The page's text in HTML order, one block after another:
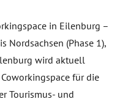
in Eilenburg –
Nordsachsen (Phase 1),
wird aktuell
für die
Tourismus- und